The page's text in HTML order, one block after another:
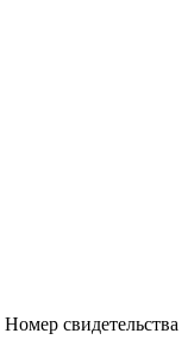
Номер свидетельства